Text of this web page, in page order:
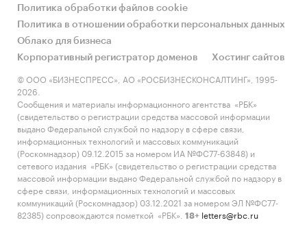
Политика обработки файлов cookie
Политика в отношении обработки персональных данных
Облако для бизнеса
Корпоративный регистратор доменов
Хостинг сайтов
© ООО «БИЗНЕСПРЕСС», АО «РОСБИЗНЕСКОНСАЛТИНГ», 1995-
2026.
Сообщения и материалы информационного агентства «РБК»
(свидетельство о регистрации средства массовой информации
выдано Федеральной службой по надзору в сфере связи,
информационных технологий и массовых коммуникаций
(Роскомнадзор) 09.12.2015 за номером ИА №ФС77-63848) и
сетевого издания «РБК» (свидетельство о регистрации средства
массовой информации выдано Федеральной службой по надзору в
сфере связи, информационных технологий и массовых
коммуникаций (Роскомнадзор) 03.12.2021 за номером ЭЛ №ФС77-
82385) сопровождаются пометкой «РБК».
18+ letters@rbc.ru